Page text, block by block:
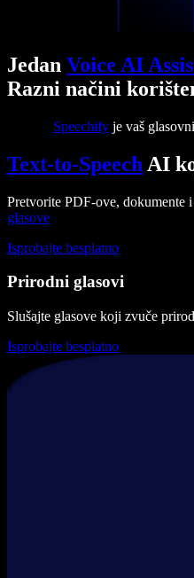
Jedan Voice AI
Razni načini
Speechifyje vaš
Text-to-Speech AI
Pretvorite PDF-ove, dokumente
glasove
Isprobajte besplatno
Prirodni glasovi
Slušajte glasove koji zvuče
Isprobajte besplatno